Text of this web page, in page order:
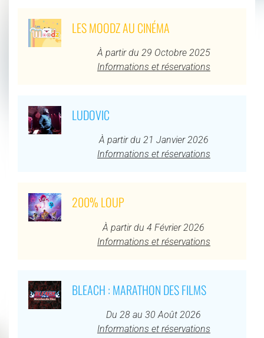
LES MOODZ AU CINÉMA
À partir du 29 Octobre 2025
Informations et réservations
LUDOVIC
À partir du 21 Janvier 2026
Informations et réservations
200% LOUP
À partir du 4 Février 2026
Informations et réservations
BLEACH : MARATHON DES FILMS
Du 28 au 30 Août 2026
Informations et réservations